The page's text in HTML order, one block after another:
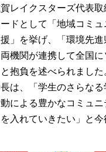
賀レイクスターズ代表
ドとして「地域コミュ
援」を挙げ、「環境先
機関が連携して全国
抱負を述べられました
は、「学生のさらなる
による豊かなコミュ
入れていきたい」と